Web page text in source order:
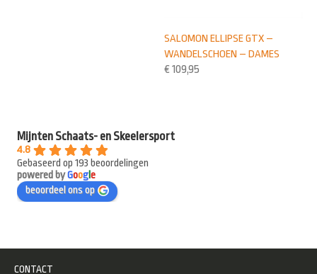
SALOMON ELLIPSE GTX –
WANDELSCHOEN – DAMES
€ 109,95
Mijnten Schaats- en Skeelersport
4.8
Gebaseerd op 193 beoordelingen
powered byGooge
beoordeel ons op
CONTACT